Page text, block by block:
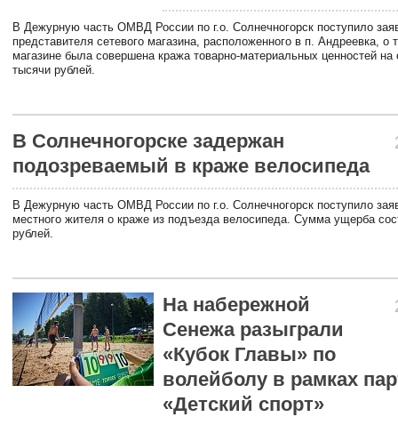
В Дежурную часть ОМВД России по г.о. Солнечногорск поступило
представителя сетевого магазина, расположенного в п. Андреевка, о
магазине была совершена кража товарно-материальных ценностей
тысячи рублей.
В Солнечногорске задержан
подозреваемый в краже велосипеда
В Дежурную часть ОМВД России по г.о. Солнечногорск поступило
местного жителя о краже из подъезда велосипеда. Сумма ущерба
рублей.
На набережной
Сенежа разыграли
«Кубок Главы» по
волейболу в рамках
«Детский спорт»